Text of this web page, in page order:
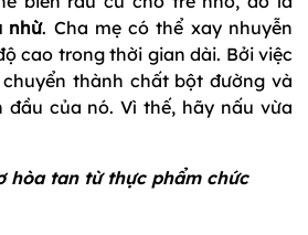
nhừ. Cha mẹ có thể xay nhuyễn
cao trong thời gian dài. Bởi việc
thành chất bột đường và
đầu của nó. Vì thế, hãy nấu vừa
hòa tan từ thực phẩm chức